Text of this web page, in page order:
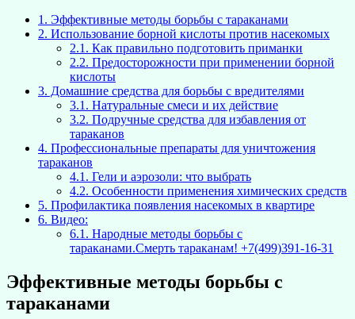
1. Эффективные методы борьбы с тараканами
2. Использование борной кислоты против насекомых
2.1. Как правильно подготовить приманки
2.2. Предосторожности при применении борной
кислоты
3. Домашние средства для борьбы с вредителями
3.1. Натуральные смеси и их действие
3.2. Подручные средства для избавления от
тараканов
4. Профессиональные препараты для уничтожения
тараканов
4.1. Гели и аэрозоли: что выбрать
4.2. Особенности применения химических средств
5. Профилактика появления насекомых в квартире
6. Видео:
6.1. Народные методы борьбы с
тараканами.Смерть тараканам! +7(499)391-16-31
Эффективные методы борьбы с
тараканами